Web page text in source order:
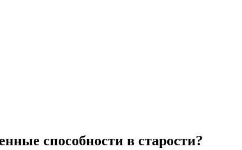
способности в старости?